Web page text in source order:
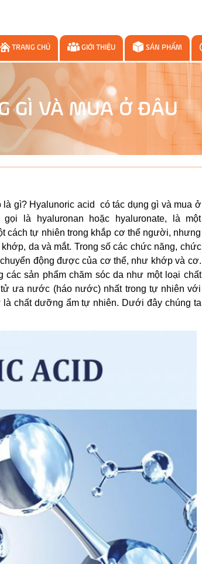
TRANG CHỦ GIỚI THIỆU SẢN PHẨM
GÌ VÀ MUA Ở ĐÂU
là gì? Hyalunoric acid có tác dụng gì và mua ở
là hyaluronan hoặc hyaluronate, là một
cách tự nhiên trong khắp cơ thể người, nhưng
da và mắt. Trong số các chức năng, chức
động được của cơ thể, như khớp và cơ.
sản phẩm chăm sóc da như một loại chất
ưa nước (háo nước) nhất trong tự nhiên với
chất dưỡng ẩm tự nhiên. Dưới đây chúng ta